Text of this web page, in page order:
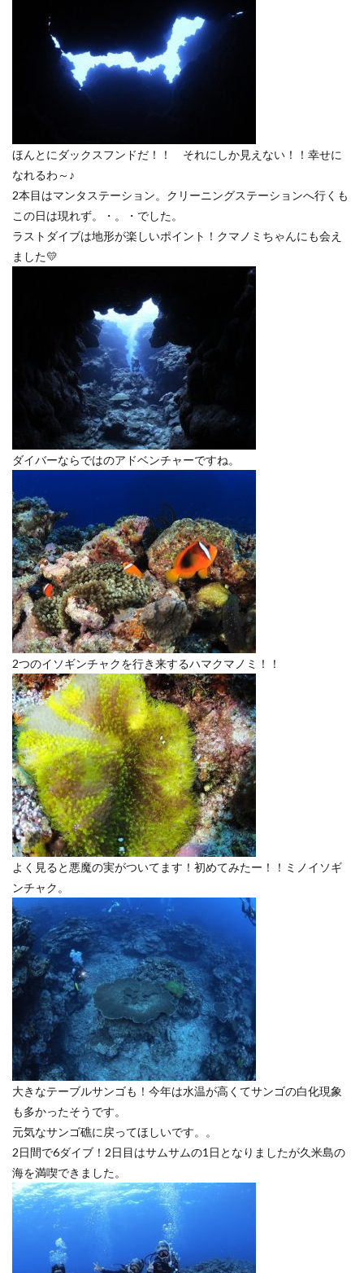
ほんとにダックスフンドだ！！ それにしか見えない！！幸せに
なれるわ～♪
2本目はマンタステーション。クリーニングステーションへ行くも
この日は現れず。・。・でした。
ラストダイブは地形が楽しいポイント！クマノミちゃんにも会え
ました💛
ダイバーならではのアドベンチャーですね。
2つのイソギンチャクを行き来するハマクマノミ！！
よく見ると悪魔の実がついてます！初めてみたー！！ミノイソギ
ンチャク。
大きなテーブルサンゴも！今年は水温が高くてサンゴの白化現象
も多かったそうです。
元気なサンゴ礁に戻ってほしいです。。
2日間で6ダイブ！2日目はサムサムの1日となりましたが久米島の
海を満喫できました。